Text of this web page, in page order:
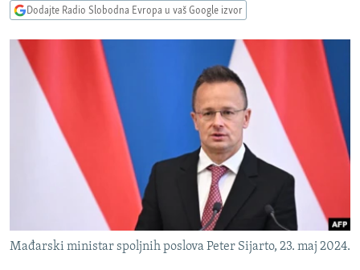
na
VIDEO
INFOGRAFIKE
PODCASTI
RAT U UKRAJINI
KINA NA BALKANU
RSE PRIČE IZ SVIJETA
ISPRIČAJ MI
DNEVNO@RSE
SPECIJALI RSE
VIŠE OD NASLOVA
GENOCID U SREBRENICI
PRATITE NAS
Dodajte Radio Slobodna Evropa u vaš Google izvor
Mađarski ministar spoljnih poslova Peter Sijarto, 23. maj 2024.